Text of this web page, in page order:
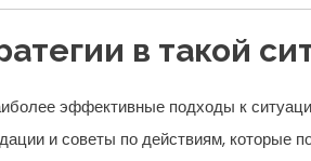
в такой
эффективные подходы к
и советы по действиям, которые